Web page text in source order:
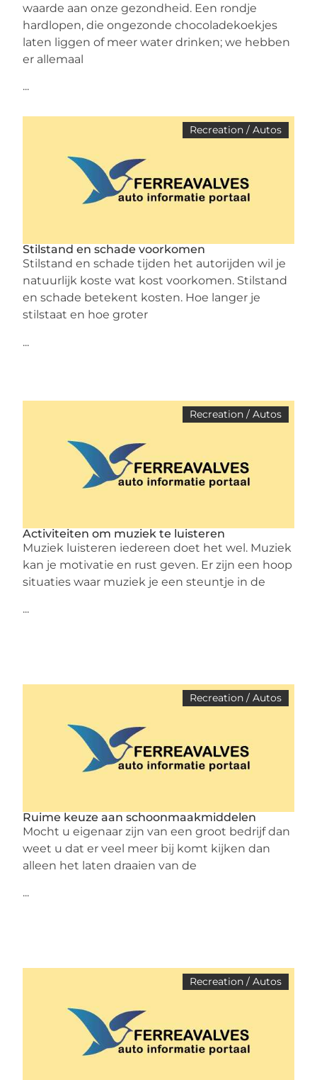
waarde aan onze gezondheid. Een rondje
hardlopen, die ongezonde chocoladekoekjes
laten liggen of meer water drinken; we hebben
er allemaal
...
Recreation / Autos
Stilstand en schade voorkomen
Stilstand en schade tijden het autorijden wil je
natuurlijk koste wat kost voorkomen. Stilstand
en schade betekent kosten. Hoe langer je
stilstaat en hoe groter
...
Recreation / Autos
Activiteiten om muziek te luisteren
Muziek luisteren iedereen doet het wel. Muziek
kan je motivatie en rust geven. Er zijn een hoop
situaties waar muziek je een steuntje in de
...
Recreation / Autos
Ruime keuze aan schoonmaakmiddelen
Mocht u eigenaar zijn van een groot bedrijf dan
weet u dat er veel meer bij komt kijken dan
alleen het laten draaien van de
...
Recreation / Autos